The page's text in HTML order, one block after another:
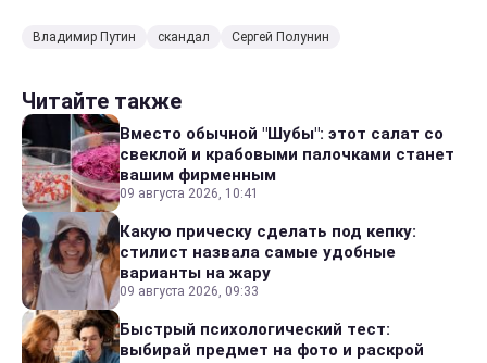
Владимир Путин скандал Сергей Полунин
Читайте также
Вместо обычной "Шубы": этот салат со
свеклой и крабовыми палочками станет
вашим фирменным
09 августа 2026, 10:41
Какую прическу сделать под кепку:
стилист назвала самые удобные
варианты на жару
09 августа 2026, 09:33
Быстрый психологический тест:
выбирай предмет на фото и раскрой